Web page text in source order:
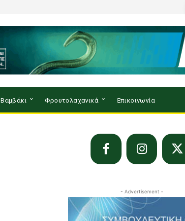
Βαμβάκι Φρουτολαχανικά Επικοινωνία
- Advertisement -